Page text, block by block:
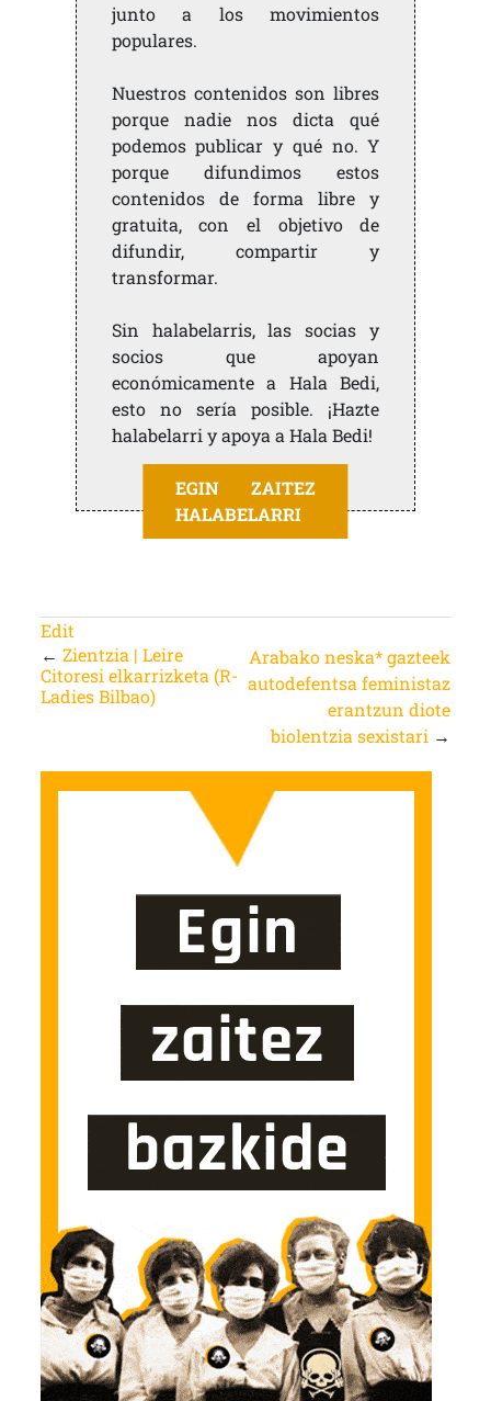
junto a los movimientos
populares.
Nuestros contenidos son libres
porque nadie nos dicta qué
podemos publicar y qué no. Y
porque difundimos estos
contenidos de forma libre y
gratuita, con el objetivo de
difundir, compartir y
transformar.
Sin halabelarris, las socias y
socios que apoyan
económicamente a Hala Bedi,
esto no sería posible. ¡Hazte
halabelarri y apoya a Hala Bedi!
EGIN ZAITEZ
HALABELARRI
Edit
← Zientzia | Leire
Citoresi elkarrizketa (R-
Ladies Bilbao)
Arabako neska* gazteek
autodefentsa feministaz
erantzun diote
biolentzia sexistari →